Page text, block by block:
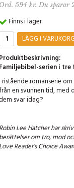
Ord. 594 kr. Du sparar
Finns i lager
LÄGG I
Produktbeskrivning:
Familjebibel-serien i
romanserie
en svunnen tid, med
dem svar idag?
Robin Lee Hatcher har
berättelser om tro, mod
Love Reader’s Choice